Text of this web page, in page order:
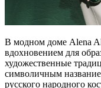
В модном доме Alena
вдохновением для
художественные
символичным
русского народного